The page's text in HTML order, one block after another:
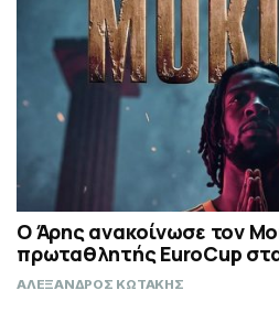
Ο Άρης ανακοίνωσε τον
πρωταθλητής EuroCup
ΑΛΕΞΑΝΔΡΟΣ ΚΩΤΑΚΗΣ